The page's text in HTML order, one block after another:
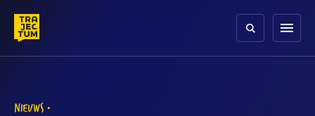
content
menu
NIEUWS